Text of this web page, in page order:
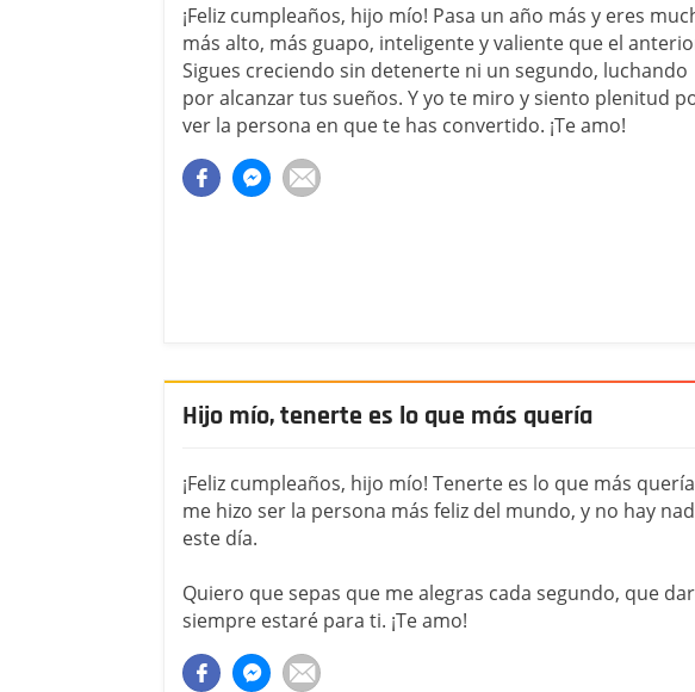
¡Feliz cumpleaños, hijo mío! Pasa un año más y eres
más alto, más guapo, inteligente y valiente que el
Sigues creciendo sin detenerte ni un segundo, luchando
por alcanzar tus sueños. Y yo te miro y siento plenitud
ver la persona en que te has convertido. ¡Te amo!
Hijo mío, tenerte es lo que más quería
¡Feliz cumpleaños, hijo mío! Tenerte es lo que más
me hizo ser la persona más feliz del mundo, y no hay
este día.
Quiero que sepas que me alegras cada segundo, que
siempre estaré para ti. ¡Te amo!